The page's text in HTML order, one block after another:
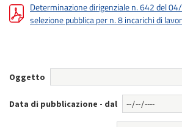
Determinazione dirigenziale n. 642 del
selezione pubblica per n. 8 incarichi di
Oggetto
Data di pubblicazione - dal